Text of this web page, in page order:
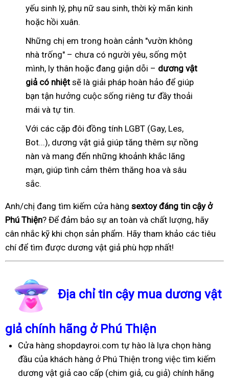
yếu sinh lý, phụ nữ sau sinh, thời kỳ mãn kinh
hoặc hồi xuân.
Những chị em trong hoàn cảnh "vườn không
nhà trống" – chưa có người yêu, sống một
mình, ly thân hoặc đang giận dỗi – dương vật
giả có nhiệt sẽ là giải pháp hoàn hảo để giúp
bạn tận hưởng cuộc sống riêng tư đầy thoải
mái và tự tin.
Với các cặp đôi đồng tính LGBT (Gay, Les,
Bot...), dương vật giả giúp tăng thêm sự nồng
nàn và mang đến những khoảnh khắc lãng
mạn, giúp tình cảm thêm thăng hoa và sâu
sắc.
Anh/chị đang tìm kiếm cửa hàng sextoy đáng tin cậy ở
Phú Thiện? Để đảm bảo sự an toàn và chất lượng, hãy
cân nhắc kỹ khi chọn sản phẩm. Hãy tham khảo các tiêu
chí để tìm được dương vật giả phù hợp nhất!
Địa chỉ tin cậy mua dương vật
giả chính hãng ở Phú Thiện
Cửa hàng shopdayroi.com tự hào là lựa chọn hàng
đầu của khách hàng ở Phú Thiện trong việc tìm kiếm
dương vật giả cao cấp (chim giả, cu giả) chính hãng